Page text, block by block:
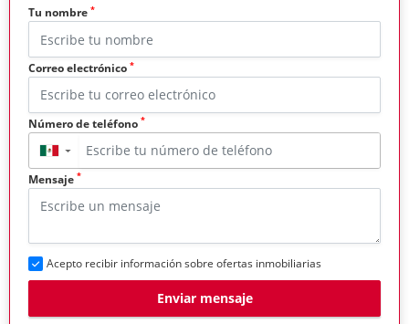
Tu nombre *
Correo electrónico *
Número de teléfono *
▼
Mensaje *
Acepto recibir información sobre ofertas inmobiliarias
Enviar mensaje